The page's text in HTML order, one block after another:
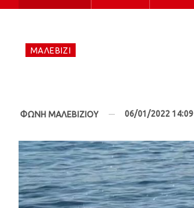
ΜΑΛΕΒΊΖΙ
ΦΩΝΗ ΜΑΛΕΒΙΖΙΟΥ 06/01/2022 14:09